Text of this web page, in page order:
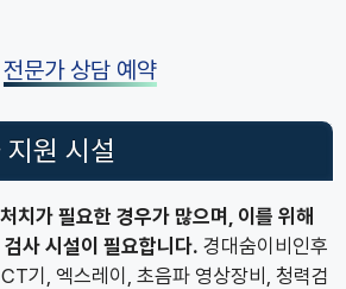
전문가 상담 예약
원 시설
치가 필요한 경우가 많으며, 이를 위해
사 시설이 필요합니다. 경대숨이비인후
기, 엑스레이, 초음파 영상장비, 청력검